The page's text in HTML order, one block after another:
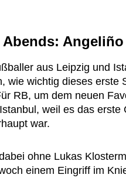
Abends: Angeliño
aus Leipzig und
wie wichtig dieses erste
RB, um dem neuen
weil es das
war.
ohne Lukas
einem Eingriff im